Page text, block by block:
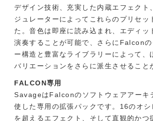
デザイン技術、充実した内蔵エフェクト
ジュレーターによってこれらのプリセッ
た。音色は即座に読み込まれ、エディッ
演奏することが可能で、さらにFalconの
ー構造と豊富なライブラリーによって、
バリエーションをさらに派生させること
FALCON専用
SavageはFalconのソフトウェアアーキ
使した専用の拡張パックです。16のオ
を超えるエフェクト、そして直観的かつ